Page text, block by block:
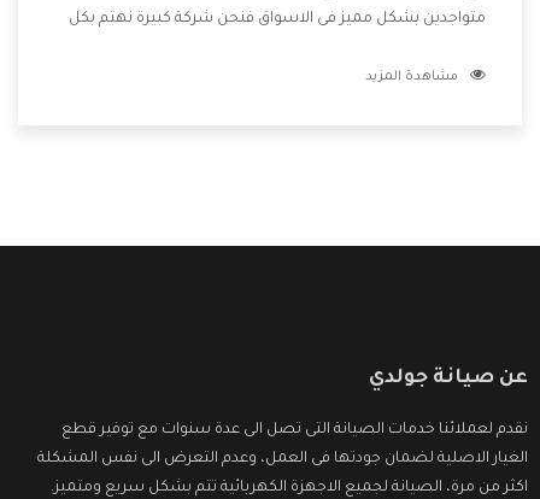
متواجدين بشكل مميز فى الاسواق فنحن شركة كبيرة نهتم بكل
الشركة بها والتى تكون منها خدمة الصيانة التى تكون من أهم
مشاهدة المزيد
عن صيانة جولدي
نقدم لعملائنا خدمات الصيانة التى تصل الى عدة سنوات مع توفير قطع
الغيار الاصلية لضمان جودتها فى العمل، وعدم التعرض الى نفس المشكلة
اكثر من مرة، الصيانة لجميع الاجهزة الكهربائية تتم بشكل سريع ومتميز.